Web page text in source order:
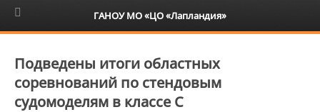
6+
Подведены итоги областных
соревнований по стендовым
судомоделям в классе С
ГАНОУ МО «ЦО «Лапландия»